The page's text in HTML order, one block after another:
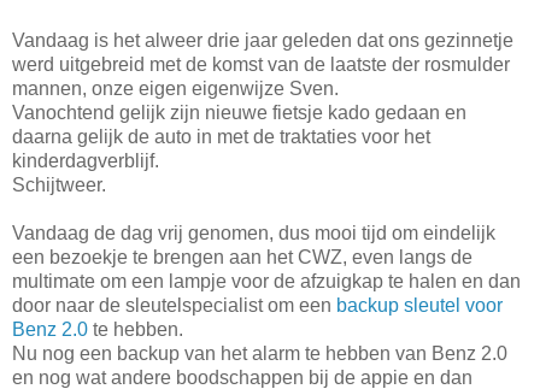
Vandaag is het alweer drie jaar geleden dat ons gezinnetje
werd uitgebreid met de komst van de laatste der rosmulder
mannen, onze eigen eigenwijze Sven.
Vanochtend gelijk zijn nieuwe fietsje kado gedaan en
daarna gelijk de auto in met de traktaties voor het
kinderdagverblijf.
Schijtweer.
Vandaag de dag vrij genomen, dus mooi tijd om eindelijk
een bezoekje te brengen aan het CWZ, even langs de
multimate om een lampje voor de afzuigkap te halen en dan
door naar de sleutelspecialist om een backup sleutel voor
Benz 2.0 te hebben.
Nu nog een backup van het alarm te hebben van Benz 2.0
en nog wat andere boodschappen bij de appie en dan